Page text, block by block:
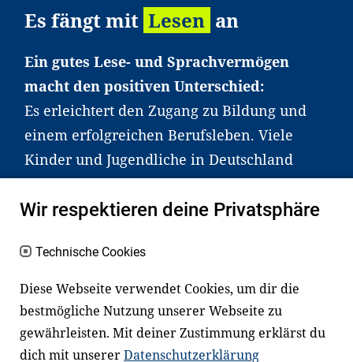
Es fängt mit Lesen an
Ein gutes Lese- und Sprachvermögen
macht den positiven Unterschied:
Es erleichtert den Zugang zu Bildung und
einem erfolgreichen Berufsleben. Viele
Kinder und Jugendliche in Deutschland
haben aber große Schwierigkeiten dabei.
Unser Angebot richtet sich deshalb gezielt
Lehrer*innen und andere
Fachexpert*innen. Dafür arbeiten wir eng
mit Ministerien, wissenschaftlichen
Einrichtungen, Verbänden, Unternehmen
und anderen Stiftungen zusammen.
Wir respektieren deine Privatsphäre
Technische Cookies
Diese Webseite verwendet Cookies, um dir die
bestmögliche Nutzung unserer Webseite zu
gewährleisten. Mit deiner Zustimmung erklärst du
dich mit unsererDatenschutzerklärung